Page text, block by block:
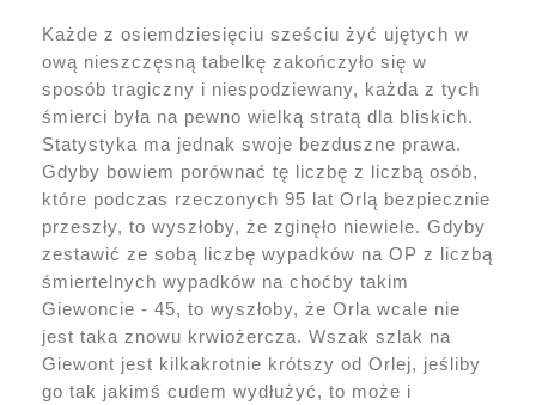
Każde z osiemdziesięciu sześciu żyć ujętych w
ową nieszczęsną tabelkę zakończyło się w
sposób tragiczny i niespodziewany, każda z tych
śmierci była na pewno wielką stratą dla bliskich.
Statystyka ma jednak swoje bezduszne prawa.
Gdyby bowiem porównać tę liczbę z liczbą osób,
które podczas rzeczonych 95 lat Orlą bezpiecznie
przeszły, to wyszłoby, że zginęło niewiele. Gdyby
zestawić ze sobą liczbę wypadków na OP z liczbą
śmiertelnych wypadków na choćby takim
Giewoncie - 45, to wyszłoby, że Orla wcale nie
jest taka znowu krwiożercza. Wszak szlak na
Giewont jest kilkakrotnie krótszy od Orlej, jeśliby
go tak jakimś cudem wydłużyć, to może i